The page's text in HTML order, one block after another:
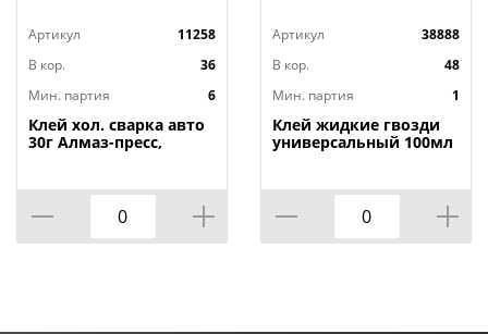
Страна изготовитель: Россия
Артикул
11258
В кор.
36
Мин. партия
6
Клей хол. сварка авто
30г Алмаз-пресс,
Артикул
38888
В кор.
48
Мин. партия
1
Клей жидкие гвозди
универсальный 100мл